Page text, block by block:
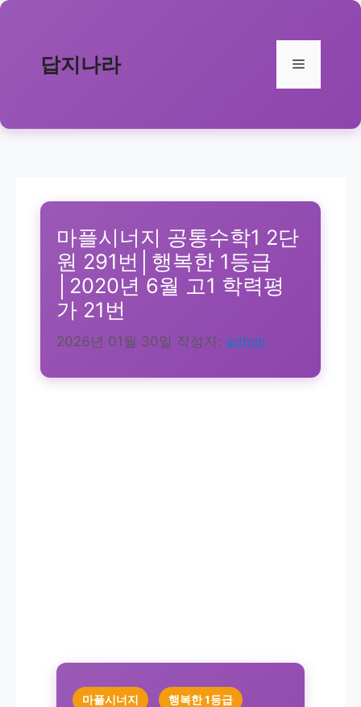
컨
너
답지나라 메
마플시너지 공통수학1 2단
원 291번│행복한 1등급
│2020년 6월 고1 학력평
가 21번
2026년 01월 30일 작성자: admin
마플시너지
행복한 1등급